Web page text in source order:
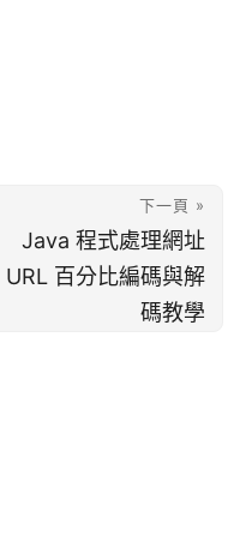
下一頁 »
Java 程式處理網址
URL 百分比編碼與解
碼教學